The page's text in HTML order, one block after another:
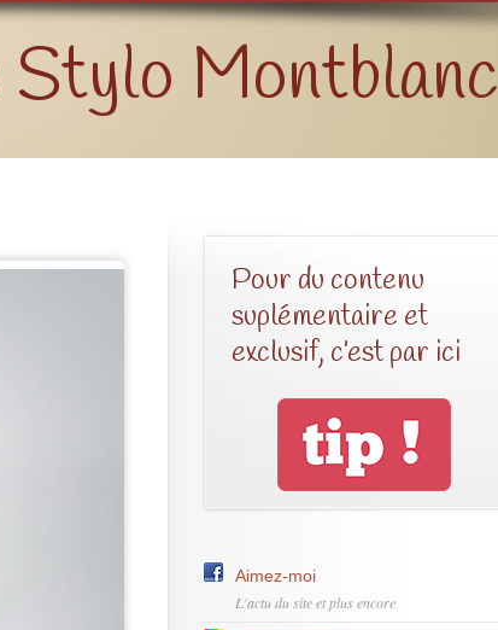
Stylo Montblanc
Pour du contenu
suplémentaire et
exclusif, c’est par ici
Aimez-moi
L'actu du site et plus encore